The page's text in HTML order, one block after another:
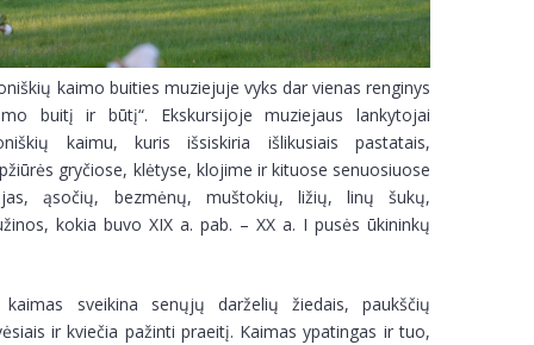
kaimo buities muziejuje vyks dar vienas renginys
buitį ir būtį“. Ekskursijoje muziejaus lankytojai
kaimu, kuris išsiskiria išlikusiais pastatais,
gryčiose, klėtyse, klojime ir kituose senuosiuose
ąsočių, bezmėnų, muštokių, ližių, linų šukų,
kokia buvo XIX a. pab. – XX a. I pusės ūkininkų
kaimas sveikina senųjų darželių žiedais, paukščių
ir kviečia pažinti praeitį. Kaimas ypatingas ir tuo,